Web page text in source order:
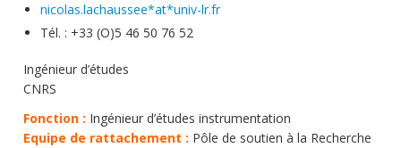
Actualités
nicolas.lachaussee*at*univ-lr.fr
Tél. : +33 (O)5 46 50 76 52
Ingénieur d’études
CNRS
Fonction : Ingénieur d’études instrumentation
Equipe de rattachement : Pôle de soutien à la Recherche